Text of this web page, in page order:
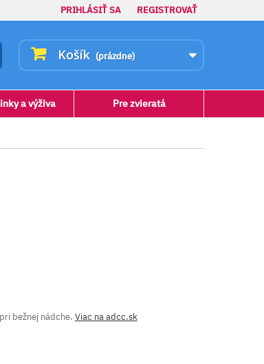
PRIHLÁSIŤ SA REGISTROVAŤ
Košík (prázdne)
a výživa Pre zvieratá
bežnej nádche. Viac na adcc.sk